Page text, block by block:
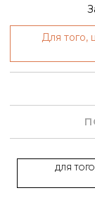
Для того,
ДЛЯ